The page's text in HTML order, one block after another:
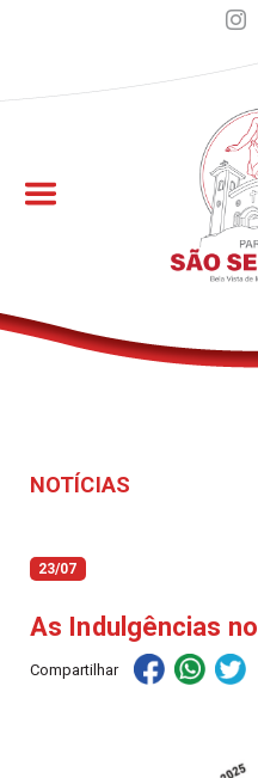
NOTÍCIAS
23/07
As Indulgências
Compartilhar